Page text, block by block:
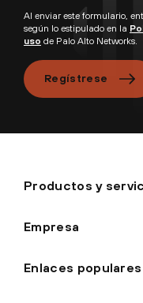
Al enviar este formulario,
según lo estipulado en la
uso de Palo Alto Networks.
Regístrese
Productos y
Empresa
Enlaces populares